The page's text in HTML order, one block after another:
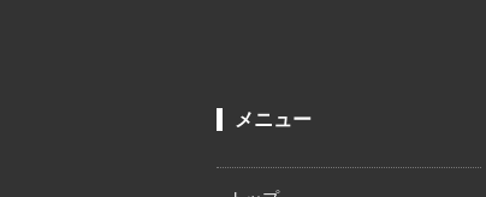
メニュー